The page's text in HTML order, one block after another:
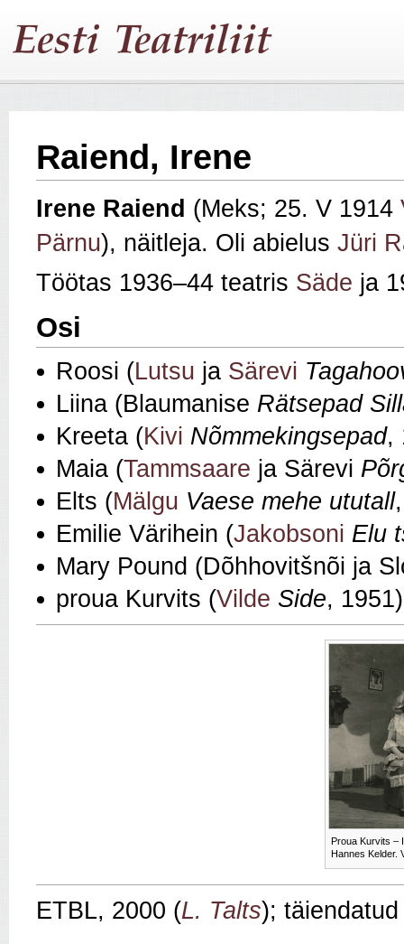
Raiend, Irene
Irene Raiend (Meks; 25. V 1914
Pärnu), näitleja. Oli abielus Jüri
Töötas 1936–44 teatris Säde ja
Osi
Roosi (Lutsu ja Särevi
Liina (Blaumanise Rätsepad
Kreeta (Kivi Nõmmekingsepad,
Maia (Tammsaare ja Särevi
Elts (Mälgu Vaese mehe ututall
Emilie Värihein (Jakobsoni Elu
Mary Pound (Dõhhovitšnõi ja
proua Kurvits (Vilde Side, 1951)
Proua Kurvits –
Hannes Kelder.
ETBL, 2000 (L. Talts);